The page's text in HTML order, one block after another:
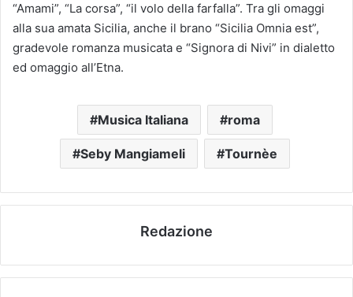
“Amami”, “La corsa”, “il volo della farfalla”. Tra gli omaggi
alla sua amata Sicilia, anche il brano “Sicilia Omnia est”,
gradevole romanza musicata e “Signora di Nivi” in dialetto
ed omaggio all’Etna.
Musica Italiana roma
Seby Mangiameli Tournèe
Redazione